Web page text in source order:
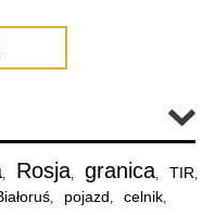
, Rosja, granica, TIR,
, pojazd, celnik,